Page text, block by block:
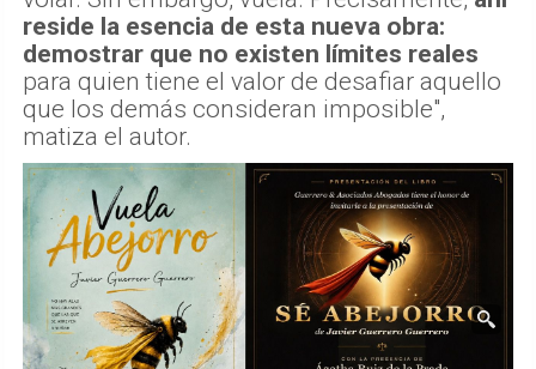
reside la esencia de esta nueva obra:
demostrar que no existen límites reales
para quien tiene el valor de desafiar aquello
que los demás consideran imposible",
matiza el autor.